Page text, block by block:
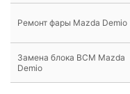
Ремонт фары Mazda Demio
Замена блока BCM Mazda
Demio